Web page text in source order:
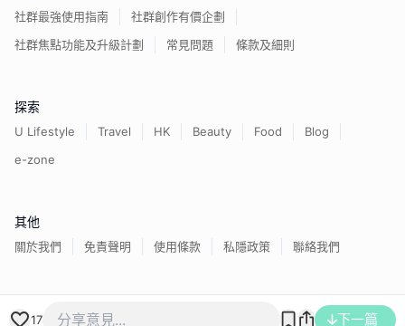
17 下一篇
社群最強使用指南
社群創作有價企劃
社群焦點功能及升級計劃
常見問題 條款及細則
探索
U Lifestyle Travel HK Beauty Food
Blog
e-zone
其他
關於我們 免責聲明 使用條款 私隱政策 聯絡我們
香港經濟日報版權所有©